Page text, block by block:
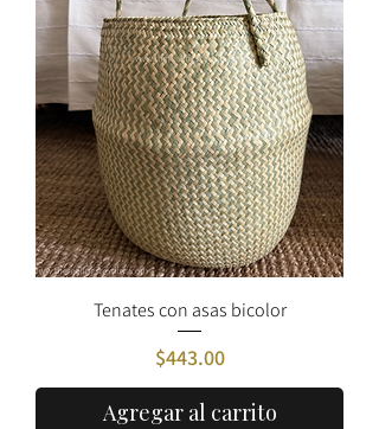
Tenates con asas bicolor
Precio
$443.00
Agregar al carrito